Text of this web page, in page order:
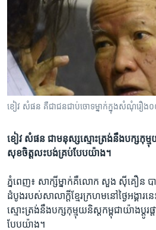
រចនា
សម្ព័ន្ធ​
រំលង​
ចូល​
ទំព័រ​
ស្វែង​
វិទ្យុ / ផតខាសថ៍
កម្មវិធីទាំងអស់
Khmer English
បណ្តាញ​សង្គម
ភាសា
ខៀវ សំផន ​គឺ​ជា​ជនជាប់ចោទ​ម្នាក់​ក្នុង​សំណុំរឿង​
ខៀវ សំផន ​ជា​មនុស្ស​ស្មោះត្រង់​នឹង​បក្ស​កុម្មុ
សុខចិត្ត​លះបង់​គ្រប់​បែប​យ៉ាង។
ភ្នំពេញ៖ សាក្សី​ម្នាក់​គឺ​លោក សួង ស៊ីគឿន ​បា
ដំបូង​របស់​សាលាក្តី​ខ្មែរក្រហម​នៅ​ថ្ងៃ​អង្គារ​
ស្មោះត្រង់​នឹង​បក្ស​កុម្មុយនិស្ត​កម្ពុជា​យ៉ាង​ប្តូ
បែប​យ៉ាង។